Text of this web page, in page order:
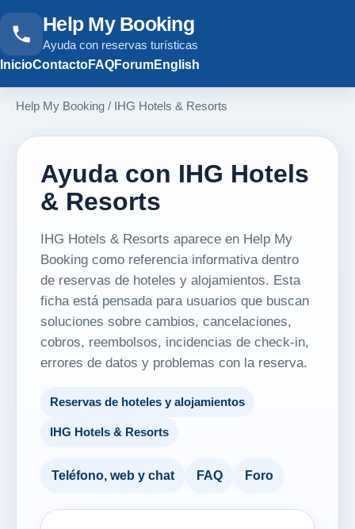
Help My Booking
Ayuda con reservas turísticas
InicioContactoFAQForumEnglish
Help My Booking / IHG Hotels & Resorts
Ayuda con IHG Hotels
& Resorts
IHG Hotels & Resorts aparece en Help My
Booking como referencia informativa dentro
de reservas de hoteles y alojamientos. Esta
ficha está pensada para usuarios que buscan
soluciones sobre cambios, cancelaciones,
cobros, reembolsos, incidencias de check-in,
errores de datos y problemas con la reserva.
Reservas de hoteles y alojamientos
IHG Hotels & Resorts
Teléfono, web y chat FAQ Foro